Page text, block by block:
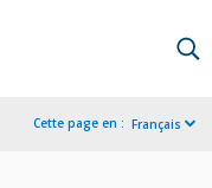
Cette page en : Français